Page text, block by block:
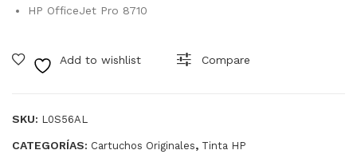
HP OfficeJet Pro 8710
Add to wishlist Compare
SKU: L0S56AL
CATEGORÍAS: Cartuchos Originales, Tinta HP